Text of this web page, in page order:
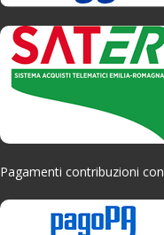
Pagamenti contribuzioni con